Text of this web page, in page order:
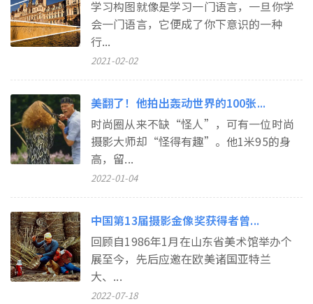
学习构图就像是学习一门语言，一旦你学
会一门语言，它便成了你下意识的一种
行...
2021-02-02
美翻了！他拍出轰动世界的100张...
时尚圈从来不缺“怪人”，可有一位时尚
摄影大师却“怪得有趣”。他1米95的身
高，留...
2022-01-04
中国第13届摄影金像奖获得者曾...
回顾自1986年1月在山东省美术馆举办个
展至今，先后应邀在欧美诸国亚特兰
大、...
2022-07-18